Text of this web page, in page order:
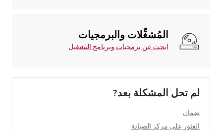
المُشغِّلات والبرمجيات
ابحث عن برمجيات وبرنامج التشغيل
لم تحل المشكلة بعد?
ضمان
العثور على مركز الصيانة